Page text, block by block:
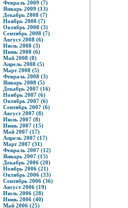
Февраль 2009 (7)
Январь 2009 (13)
Декабрь 2008 (7)
Ноябрь 2008 (7)
Октябрь 2008 (3)
Сентябрь 2008 (7)
Август 2008 (6)
Июль 2008 (3)
Июнь 2008 (6)
Май 2008 (8)
Апрель 2008 (5)
Март 2008 (5)
Февраль 2008 (3)
Январь 2008 (5)
Декабрь 2007 (16)
Ноябрь 2007 (6)
Октябрь 2007 (6)
Сентябрь 2007 (6)
Август 2007 (8)
Июль 2007 (8)
Июнь 2007 (15)
Май 2007 (17)
Апрель 2007 (17)
Март 2007 (31)
Февраль 2007 (12)
Январь 2007 (15)
Декабрь 2006 (20)
Ноябрь 2006 (21)
Октябрь 2006 (33)
Сентябрь 2006 (36)
Август 2006 (19)
Июль 2006 (28)
Июнь 2006 (40)
Май 2006 (25)